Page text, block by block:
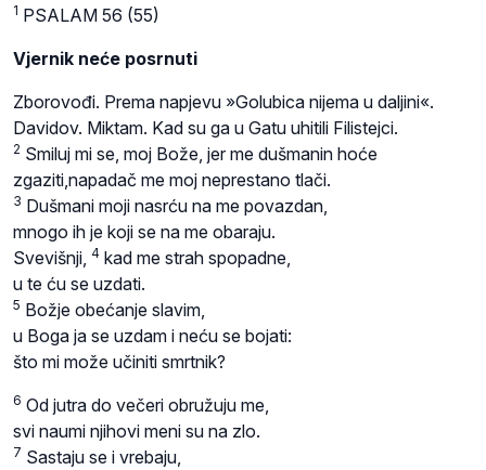
1 PSALAM 56 (55)
Vjernik neće posrnuti
Zborovođi. Prema napjevu »Golubica nijema u daljini«.
Davidov. Miktam. Kad su ga u Gatu uhitili Filistejci.
2 Smiluj mi se, moj Bože, jer me dušmanin hoće
zgaziti,napadač me moj neprestano tlači.
3 Dušmani moji nasrću na me povazdan,
mnogo ih je koji se na me obaraju.
Svevišnji, 4 kad me strah spopadne,
u te ću se uzdati.
5 Božje obećanje slavim,
u Boga ja se uzdam i neću se bojati:
što mi može učiniti smrtnik?
6 Od jutra do večeri obružuju me,
svi naumi njihovi meni su na zlo.
7 Sastaju se i vrebaju,